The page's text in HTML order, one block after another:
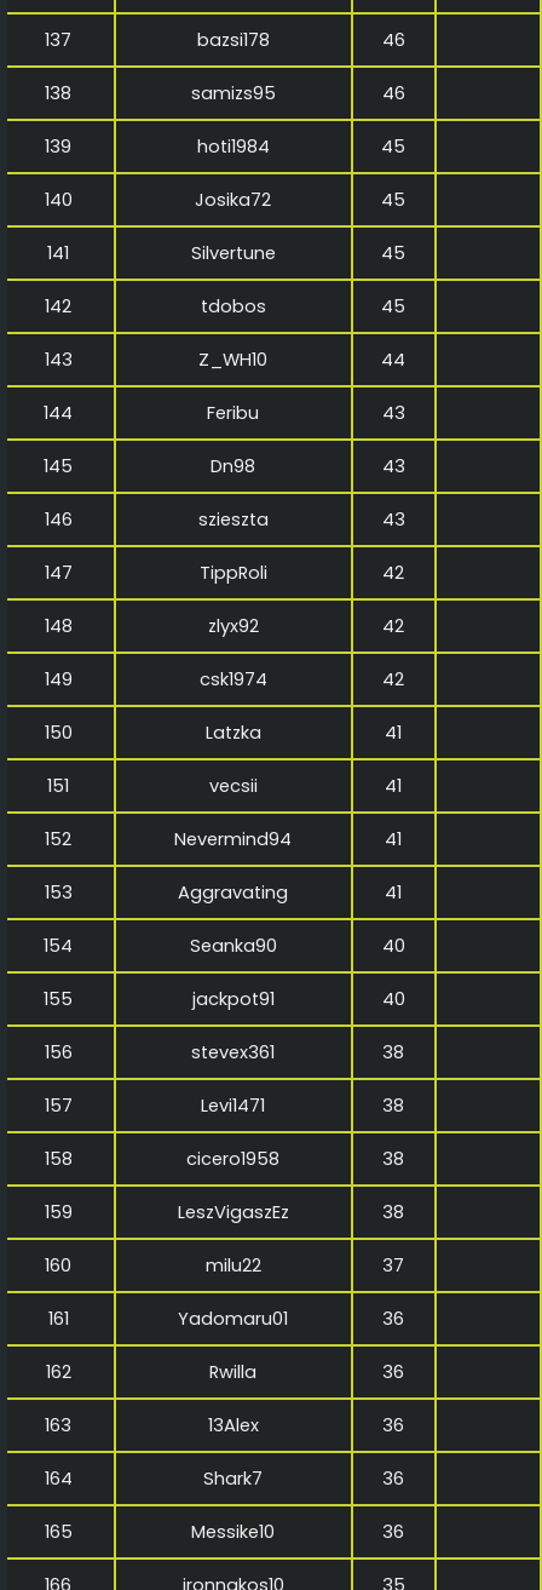
137 bazsi178 46
138 samizs95 46
139 hoti1984 45
140 Josika72 45
141 Silvertune 45
142 tdobos 45
143 Z_WH10 44
144 Feribu 43
145 Dn98 43
146 szieszta 43
147 TippRoli 42
148 zlyx92 42
149 csk1974 42
150 Latzka 41
151 vecsii 41
152 Nevermind94 41
153 Aggravating 41
154 Seanka90 40
155 jackpot91 40
156 stevex361 38
157 Levi1471 38
158 cicero1958 38
159 LeszVigaszEz 38
160 milu22 37
161 Yadomaru01 36
162 Rwilla 36
163 13Alex 36
164 Shark7 36
165 Messike10 36
166 ironnakos10 35